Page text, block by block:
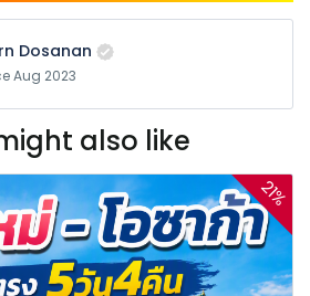
Dosanan
Aug 2023
also like
21%